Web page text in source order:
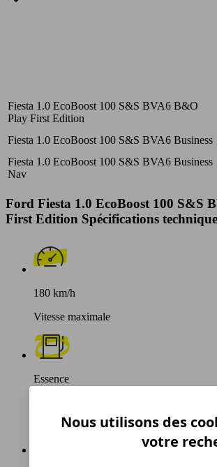
Fiesta 1.0 EcoBoost 100 S&S BVA6 B&O
Play First Edition
Fiesta 1.0 EcoBoost 100 S&S BVA6 Business
Fiesta 1.0 EcoBoost 100 S&S BVA6 Business
Nav
Ford Fiesta 1.0 EcoBoost 100 S&S
First Edition Spécifications
180 km/h
Vitesse maximale
Essence
Nous utilisons des
votre